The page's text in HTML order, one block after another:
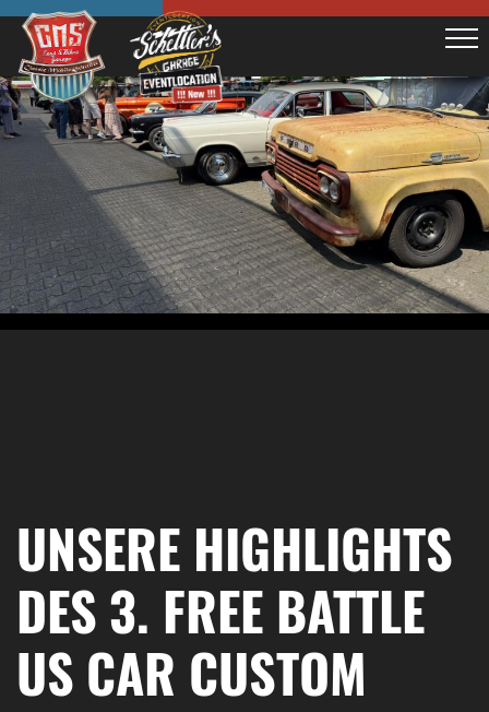
UNSERE HIGHLIGHTS
DES 3. FREE BATTLE
US CAR CUSTOM